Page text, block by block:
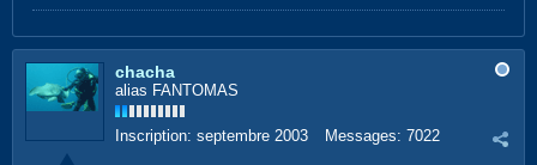
chacha
alias FANTOMAS
Inscription: septembre 2003 Messages: 7022